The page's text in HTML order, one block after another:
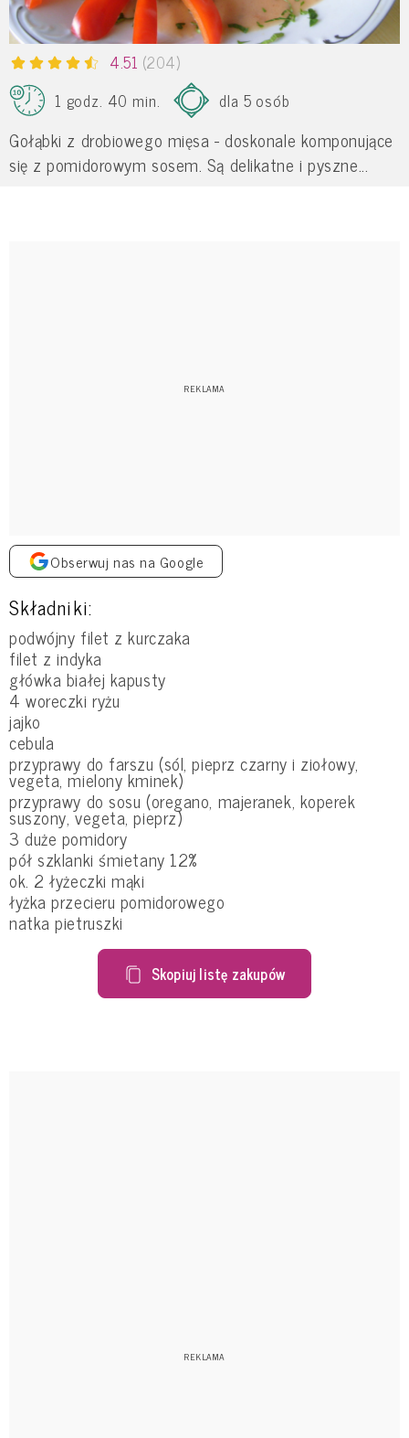
4.51 (204)
1 godz. 40 min.
dla 5 osób
Gołąbki z drobiowego mięsa - doskonale komponujące
się z pomidorowym sosem. Są delikatne i pyszne...
Obserwuj nas na Google
Składniki:
podwójny filet z kurczaka
filet z indyka
główka białej kapusty
4 woreczki ryżu
jajko
cebula
przyprawy do farszu (sól, pieprz czarny i ziołowy,
vegeta, mielony kminek)
przyprawy do sosu (oregano, majeranek, koperek
suszony, vegeta, pieprz)
3 duże pomidory
pół szklanki śmietany 12%
ok. 2 łyżeczki mąki
łyżka przecieru pomidorowego
natka pietruszki
Skopiuj listę zakupów